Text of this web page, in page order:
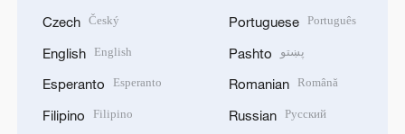
Czech Český
English English
Esperanto Esperanto
Filipino Filipino
Portuguese Português
Pashto پښتو
Romanian Română
Russian Русский